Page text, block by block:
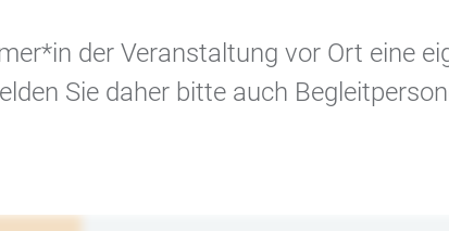
der Veranstaltung vor Ort eine
Sie daher bitte auch